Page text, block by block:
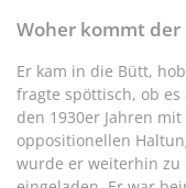
Woher kommt der
Er kam in die Bütt,
fragte spöttisch, ob
den 1930er Jahren
oppositionellen
wurde er weiterhin zu